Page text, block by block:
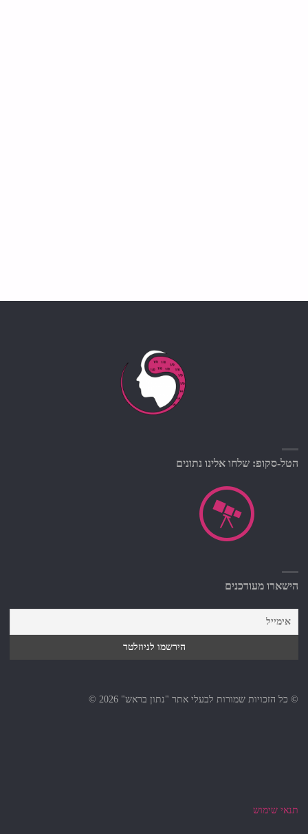
הטל-סקופ: שלחו אלינו נתונים
הישארו מעודכנים
© כל הזכויות שמורות לבעלי אתר "נתון בראש" 2026 ©
תנאי שימוש